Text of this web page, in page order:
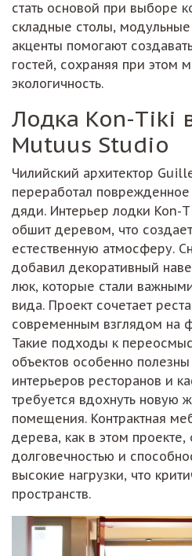
стать основой при выборе
складные столы,
акценты помогают
гостей, сохраняя при этом
экологичность.
Лодка Kon-Tiki
Mutuus Studio
Чилийский архитектор
переработал
дяди. Интерьер лодки Kon-
обшит деревом, что
естественную атмосферу.
добавил декоративный
люк, которые стали
вида. Проект сочетает
современным взглядом на
Такие подходы к
объектов особенно
интерьеров ресторанов и
требуется вдохнуть новую
помещения. Контрактная
дерева, как в этом проекте,
долговечностью и
высокие нагрузки, что
пространств.